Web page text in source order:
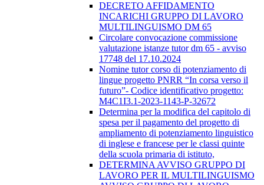
DECRETO AFFIDAMENTO
INCARICHI GRUPPO DI LAVORO
MULTILINGUISMO DM 65
Circolare convocazione commissione
valutazione istanze tutor dm 65 - avviso
17748 del 17.10.2024
Nomine tutor corso di potenziamento di
lingue progetto PNRR “In corsa verso il
futuro”- Codice identificativo progetto:
M4C1I3.1-2023-1143-P-32672
Determina per la modifica del capitolo di
spesa per il pagamento del progetto di
ampliamento di potenziamento linguistico
di inglese e francese per le classi quinte
della scuola primaria di istituto,
DETERMINA AVVISO GRUPPO DI
LAVORO PER IL MULTILINGUISMO